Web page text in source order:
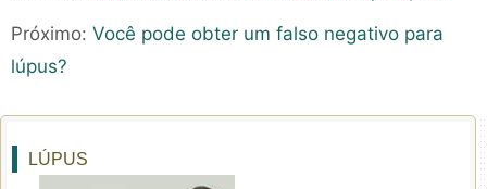
Próximo: Você pode obter um falso negativo para
lúpus?
LÚPUS